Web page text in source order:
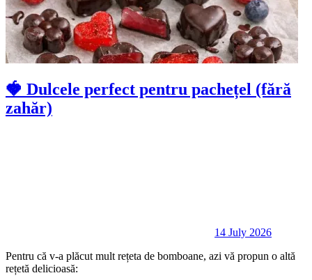
🍓 Dulcele perfect pentru pachețel (fără
zahăr)
14 July 2026
Pentru că v-a plăcut mult rețeta de bomboane, azi vă propun o altă
rețetă delicioasă: